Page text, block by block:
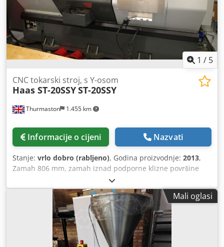
1 / 5
Thurmaston 1.455 km
CNC tokarski stroj, s Y-osom
Haas ST-20SSYST-20SSY
Informacije o cijeni Nazvati
Stanje: vrlo dobro (rabljeno), Godina proizvodnje: 2013,
Zamah 806 mm, zamah iznad podporne klizne površine
527 mm, maksimalni promjer obrade 305 mm, maksimalna
duljina obrade 533 mm, kapacitet provrta šipke 50 mm,
stezna glava 8”, motor vretena 20 KS, C-os 0,01 stupnjeva,
Y-os +/- 51 mm, brzina vretena 4000 o/min, brzina glodanja
6000 o/min, revolverska glava s 12 pozicija, prihvatnik
dijelova, konjić, mjerač alata, rashladno sredstvo. Csdpfx
Ajy Ex T Tebusrf
Mali oglasi